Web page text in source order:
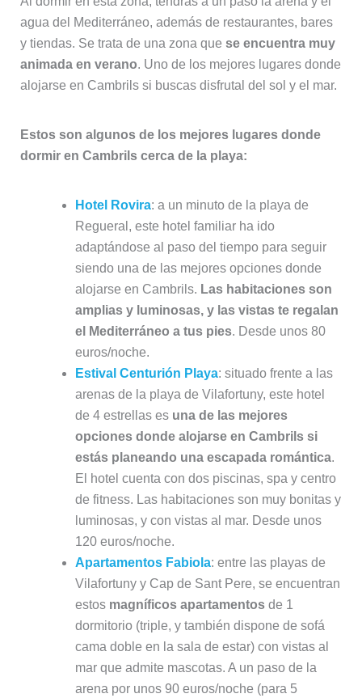
agua del Mediterráneo, además de restaurantes, bares
y tiendas. Se trata de una zona que se encuentra muy
animada en verano. Uno de los mejores lugares donde
alojarse en Cambrils si buscas disfrutal del sol y el mar.
Estos son algunos de los mejores lugares donde
dormir en Cambrils cerca de la playa:
Hotel Rovira: a un minuto de la playa de
Regueral, este hotel familiar ha ido
adaptándose al paso del tiempo para seguir
siendo una de las mejores opciones donde
alojarse en Cambrils. Las habitaciones son
amplias y luminosas, y las vistas te regalan
el Mediterráneo a tus pies. Desde unos 80
euros/noche.
Estival Centurión Playa: situado frente a las
arenas de la playa de Vilafortuny, este hotel
de 4 estrellas es una de las mejores
opciones donde alojarse en Cambrils si
estás planeando una escapada romántica.
El hotel cuenta con dos piscinas, spa y centro
de fitness. Las habitaciones son muy bonitas y
luminosas, y con vistas al mar. Desde unos
120 euros/noche.
Apartamentos Fabiola: entre las playas de
Vilafortuny y Cap de Sant Pere, se encuentran
estos magníficos apartamentosde 1
dormitorio (triple, y también dispone de sofá
cama doble en la sala de estar) con vistas al
mar que admite mascotas. A un paso de la
arena por unos 90 euros/noche (para 5